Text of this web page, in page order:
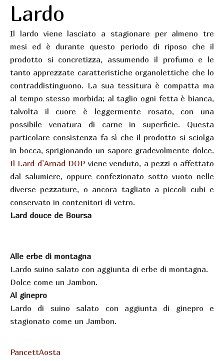
Lardo
Il lardo viene lasciato a stagionare per almeno tre
mesi ed è durante questo periodo di riposo che il
prodotto si concretizza, assumendo il profumo e le
tanto apprezzate caratteristiche organolettiche che lo
contraddistinguono. La sua tessitura è compatta ma
al tempo stesso morbida; al taglio ogni fetta è bianca,
talvolta il cuore è leggermente rosato, con una
possibile venatura di carne in superficie. Questa
particolare consistenza fa sì che il prodotto si sciolga
in bocca, sprigionando un sapore gradevolmente dolce.
Il Lard d’Arnad DOP viene venduto, a pezzi o affettato
dal salumiere, oppure confezionato sotto vuoto nelle
diverse pezzature, o ancora tagliato a piccoli cubi e
conservato in contenitori di vetro.
Lard douce de Boursa
Alle erbe di montagna
Lardo suino salato con aggiunta di erbe di montagna.
Dolce come un Jambon.
Al ginepro
Lardo di suino salato con aggiunta di ginepro e
stagionato come un Jambon.
PancettAosta